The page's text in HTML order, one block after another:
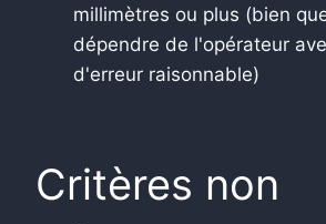
millimètres ou plus (bien
dépendre de l'opérateur
d'erreur raisonnable)
Critères non